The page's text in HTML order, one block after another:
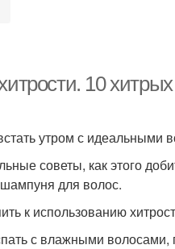
10
утром с
советы, как этого
для волос.
к использованию
с влажными